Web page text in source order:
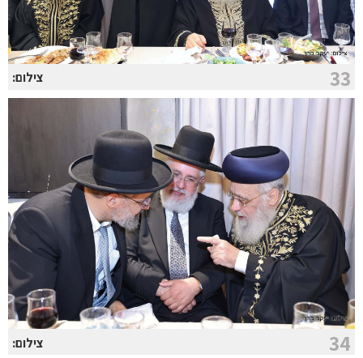
33 צילום:
34 צילום: